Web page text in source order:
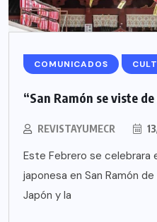
COMUNICADOS
“San Ramón se viste
REVISTAYUMECR
Este Febrero se celebrara
japonesa en San Ramón
Japón y la